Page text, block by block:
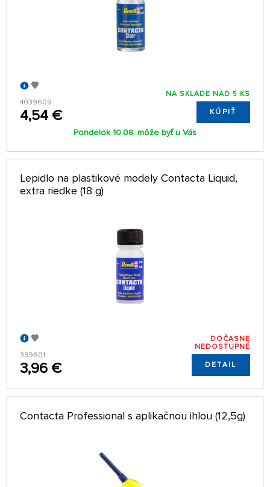
4039609
4,54 €
NA SKLADE NAD 5 KS
KÚPIŤ
Pondelok 10.08. môže byť u Vás
Lepidlo na plastikové modely Contacta Liquid,
extra riedke (18 g)
339601
3,96 €
DOČASNE
NEDOSTUPNÉ
DETAIL
Contacta Professional s aplikačnou ihlou (12,5g)